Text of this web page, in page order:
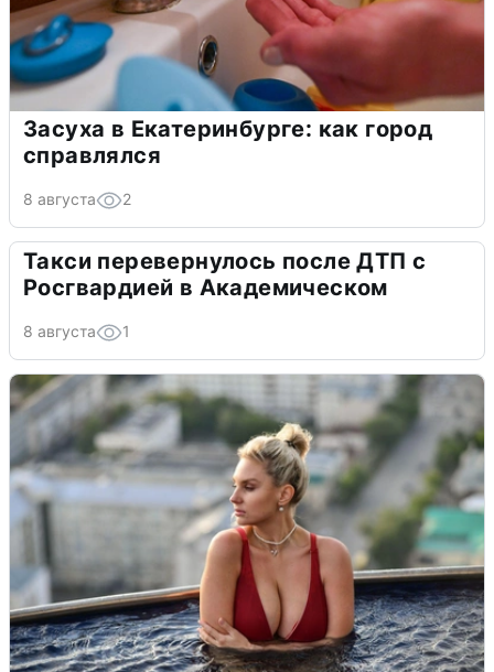
Засуха в Екатеринбурге: как город
справлялся
8 августа 2
Такси перевернулось после ДТП с
Росгвардией в Академическом
8 августа 1